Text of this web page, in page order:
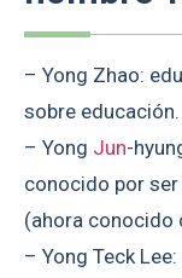
– Yong Zhao:
sobre educación.
– Yong Jun-
conocido por ser
(ahora conocido
– Yong Teck